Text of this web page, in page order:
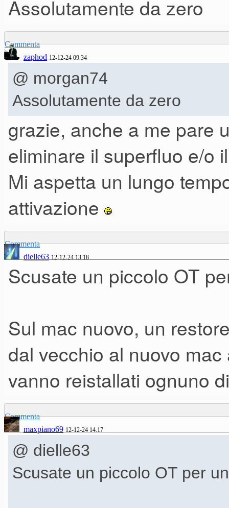
E ora comincia la sequela di
Io vorrei un computer il più
sappia, sono:
- installare tutto da zero (vst,
Ravenscroft, ecc.)
- recuperare da un backup
Con quest'ultima opzione,
librerie con codici di
portarmi dietro del ciarpame
Che mi consigliate?
Assolutamente da zero
Commenta
zaphod 12-12-24 09.34
@ morgan74
Assolutamente da zero
grazie, anche a me pare
eliminare il superfluo e/o
Mi aspetta un lungo
attivazione
Commenta
dielle63 12-12-24 13.18
Scusate un piccolo OT
Sul mac nuovo, un
dal vecchio al nuovo
vanno reistallati ognuno
Commenta
maxpiano69 12-12-24 14.17
@ dielle63
Scusate un piccolo OT per